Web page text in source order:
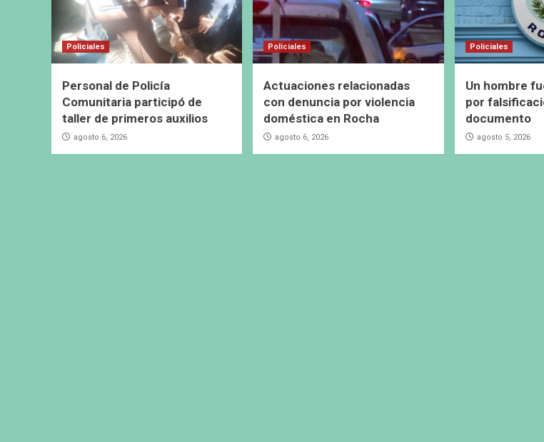
Policiales
Personal de Policía
Comunitaria participó de
taller de primeros auxilios
agosto 6, 2026
Policiales
Actuaciones relacionadas
con denuncia por violencia
doméstica en Rocha
agosto 6, 2026
Policiales
Un hombre
por
documento
agosto 5, 2026